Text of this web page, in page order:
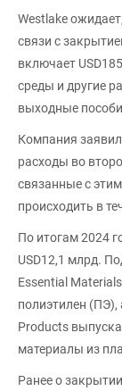
Westlake
связи с
включает
среды и другие
выходные
Компания
расходы во
связанные с
происходить в
По итогам 2024
USD12,1 млрд.
Essential
полиэтилен (ПЭ),
Products
материалы из
Ранее о